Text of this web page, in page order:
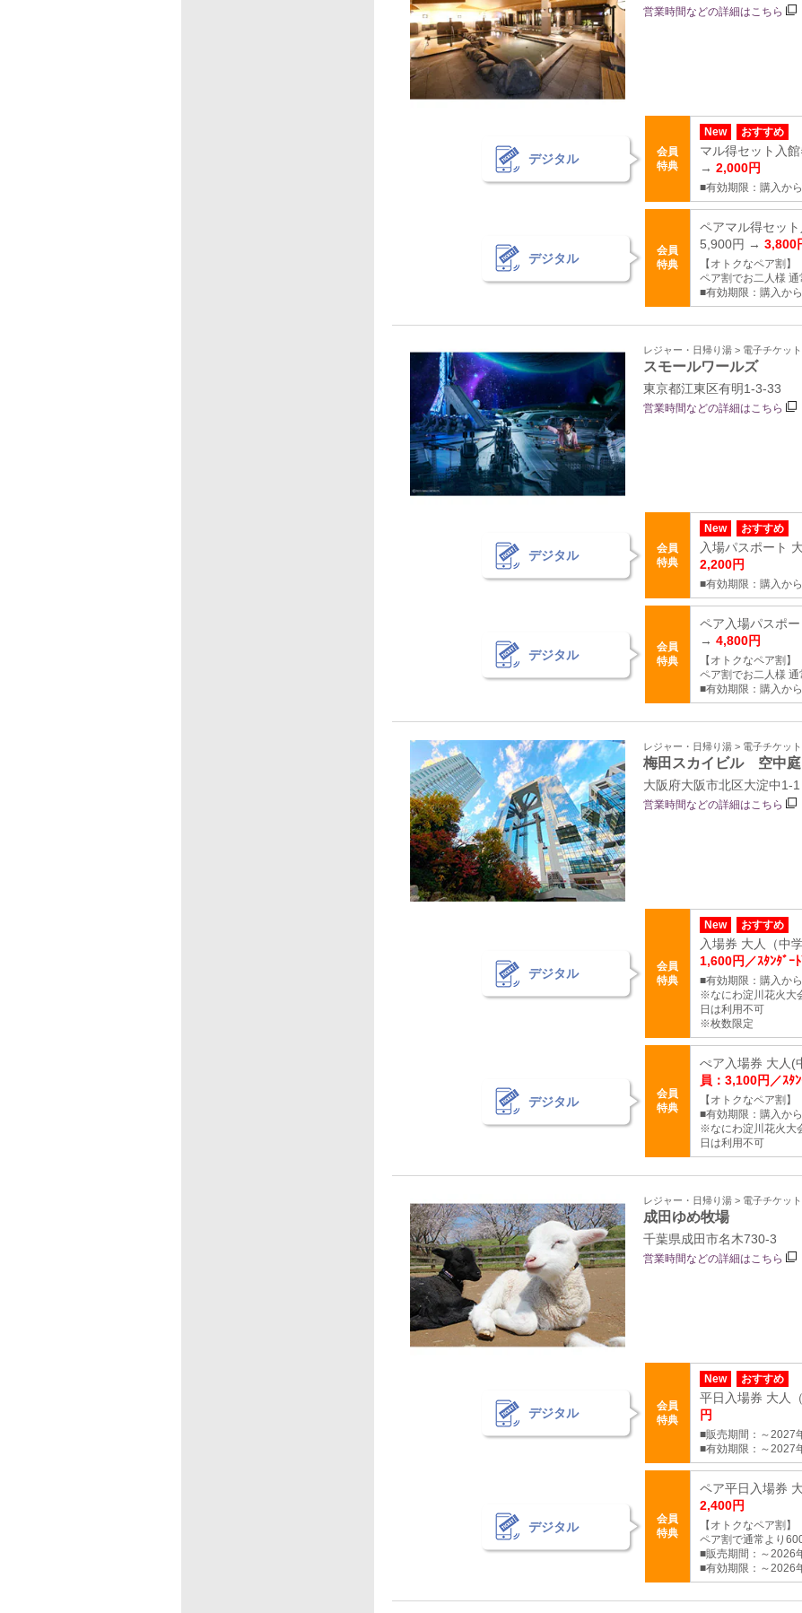
営業時間などの詳細はこちら
デジタル
会員
特典
New おすすめ
マル得セット入
→ 2,000円
■有効期限：購入か
デジタル
会員
特典
ペアマル得セッ
5,900円 → 3,800
【オトクなペア割】
ペア割でお二人様
■有効期限：購入か
レジャー・日帰り湯 > 電子チケッ
スモールワールズ
東京都江東区有明1-3-33
営業時間などの詳細はこちら
デジタル
会員
特典
New おすすめ
入場パスポート
2,200円
■有効期限：購入か
デジタル
会員
特典
ペア入場パスポ
→ 4,800円
【オトクなペア割】
ペア割でお二人様
■有効期限：購入か
レジャー・日帰り湯 > 電子チケッ
梅田スカイビル 空中庭
大阪府大阪市北区大淀中
営業時間などの詳細はこちら
デジタル
会員
特典
New おすすめ
入場券 大人（中
1,600円／ｽﾀﾝﾀﾞｰ
■有効期限：購入か
※なにわ淀川花火大
日は利用不可
※枚数限定
デジタル
会員
特典
ぺア入場券 大人(
員：3,100円／ｽﾀ
【オトクなペア割】
■有効期限：購入か
※なにわ淀川花火大
日は利用不可
レジャー・日帰り湯 > 電子チケッ
成田ゆめ牧場
千葉県成田市名木730-3
営業時間などの詳細はこちら
デジタル
会員
特典
New おすすめ
平日入場券 大人
円
■販売期間：～2027
■有効期限：～2027
デジタル
会員
特典
ペア平日入場券
2,400円
【オトクなペア割】
ペア割で通常より
■販売期間：～2026
■有効期限：～2026